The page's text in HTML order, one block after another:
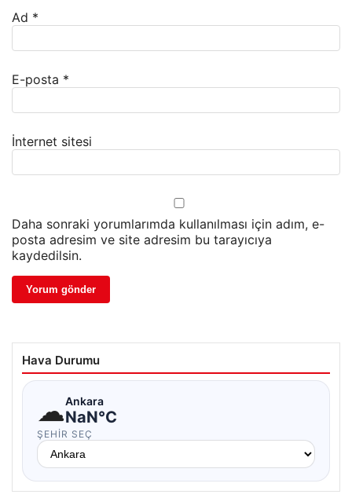
Ad *
E-posta *
İnternet sitesi
Daha sonraki yorumlarımda kullanılması için adım, e-
posta adresim ve site adresim bu tarayıcıya
kaydedilsin.
Hava Durumu
☁Ankara
NaN°C
ŞEHIR SEÇ